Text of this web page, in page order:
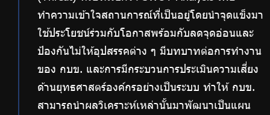
ทำความเข้าใจสถานการณ์ที่เป็นอยู่โดยนำจุดแข็งมา
ใช้ประโยชน์ร่วมกับโอกาสพร้อมกับลดจุดอ่อนและ
ป้องกันไม่ให้อุปสรรคต่าง ๆ มีบทบาทต่อการทำงาน
ของ กบข. และการมีกระบวนการประเมินความเสี่ยง
ด้านยุทธศาสตร์องค์กรอย่างเป็นระบบ ทำให้ กบข.
สามารถนำผลวิเคราะห์เหล่านั้นมาพัฒนาเป็นแผน